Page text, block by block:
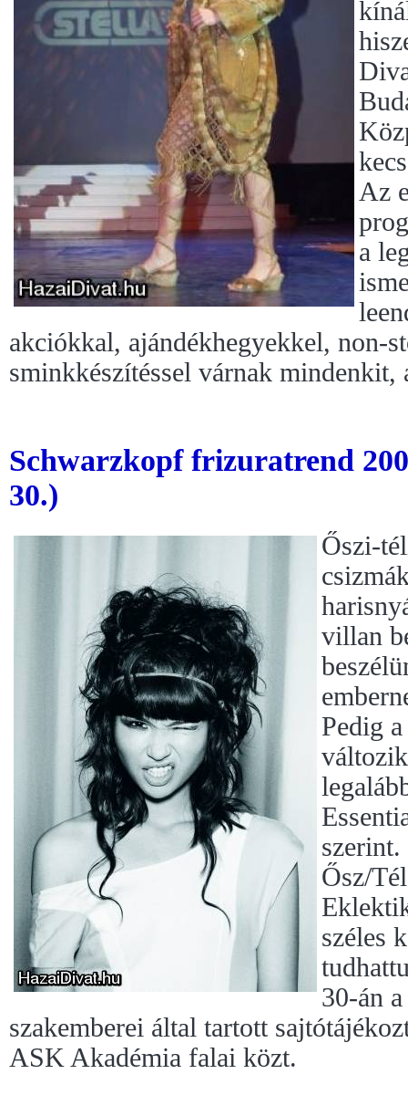
Az
a
akciókkal, ajándékhegyekkel, non-
sminkkészítéssel várnak
Schwarzkopf frizuratrend
30.)
Őszi-
villan
Pedig
Ősz/
széles
30-án
szakemberei által tartott
ASK Akadémia falai közt.